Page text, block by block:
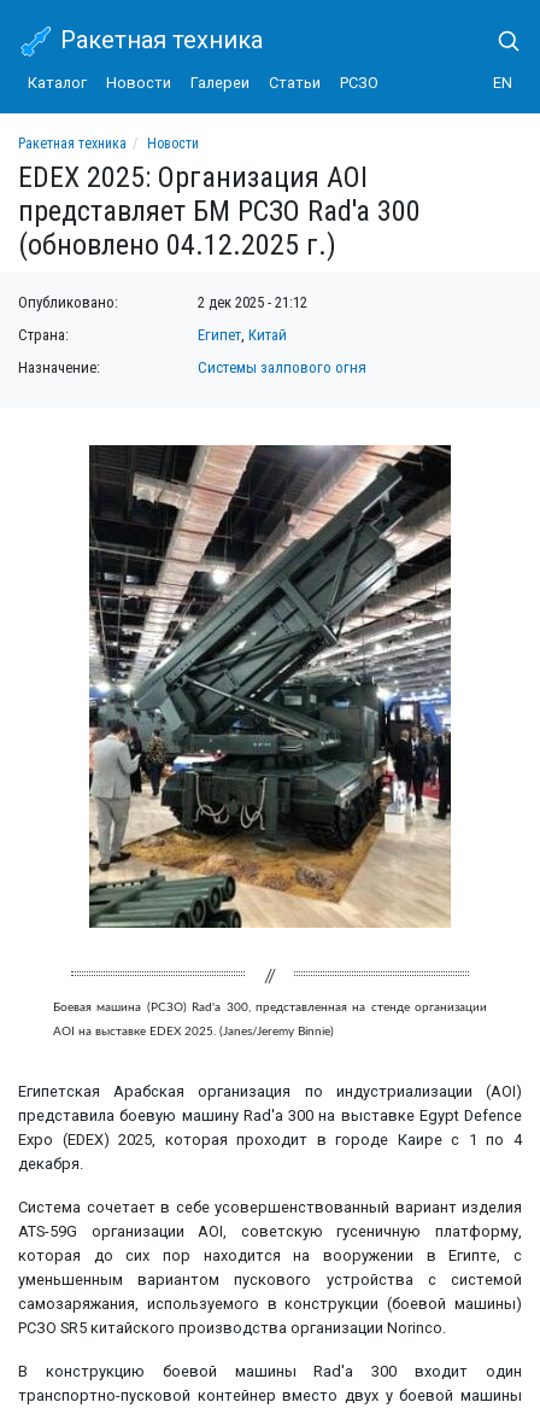
Ракетная техника
Каталог Новости Галереи Статьи РСЗО EN
Ракетная техника
Новости
EDEX 2025: Организация AOI представляет БМ РСЗО Rad'a 300 (обновлено
EDEX 2025: Организация AOI
представляет БМ РСЗО Rad'a 300
(обновлено 04.12.2025 г.)
Опубликовано:
2 дек 2025 - 21:12
Страна:
Египет,Китай
Назначение:
Системы залпового огня
Боевая машина (РСЗО) Rad'a 300, представленная на стенде организации
AOI на выставке EDEX 2025. (Janes/Jeremy Binnie)
Египетская Арабская организация по индустриализации (AOI)
представила боевую машину Rad'a 300 на выставке Egypt Defence
Expo (EDEX) 2025, которая проходит в городе Каире с 1 по 4
декабря.
Система сочетает в себе усовершенствованный вариант изделия
ATS-59G организации AOI, советскую гусеничную платформу,
которая до сих пор находится на вооружении в Египте, с
уменьшенным вариантом пускового устройства с системой
самозаряжания, используемого в конструкции (боевой машины)
РСЗО SR5 китайского производства организации Norinco.
В конструкцию боевой машины Rad'a 300 входит один
транспортно-пусковой контейнер вместо двух у боевой машины